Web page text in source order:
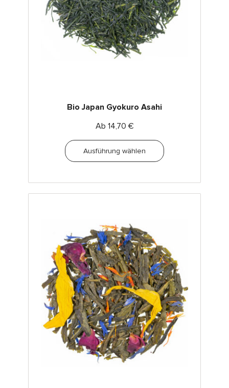
Bio Japan Gyokuro Asahi
Ab 14,70 €
Ausführung wählen